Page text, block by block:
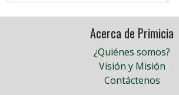
Acerca de Primicia
¿Quiénes somos?
Visión y Misión
Contáctenos